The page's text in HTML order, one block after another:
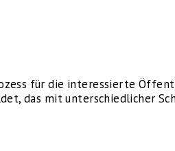
für die interessierte
das mit unterschiedlicher